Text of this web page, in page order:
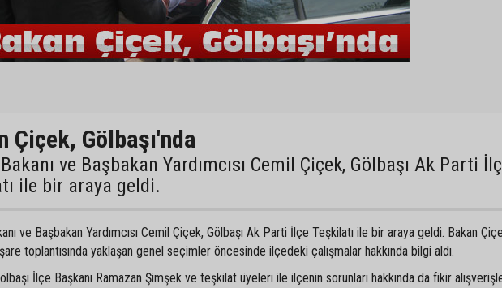
Çiçek, Gölbaşı'nda
ve Başbakan Yardımcısı Cemil Çiçek, Gölbaşı Ak Parti
ile bir araya geldi.
ve Başbakan Yardımcısı Cemil Çiçek, Gölbaşı Ak Parti İlçe Teşkilatı ile bir araya geldi. Bakan
toplantısında yaklaşan genel seçimler öncesinde ilçedeki çalışmalar hakkında bilgi aldı.
İlçe Başkanı Ramazan Şimşek ve teşkilat üyeleri ile ilçenin sorunları hakkında da fikir